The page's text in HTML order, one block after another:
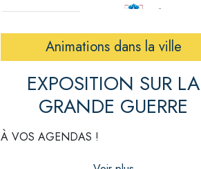
Animations dans la ville
EXPOSITION SUR LA
GRANDE GUERRE
À VOS AGENDAS !